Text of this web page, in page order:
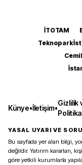
İTOTAM
Teknopark
Künye•İletişim•
Gizlilik
YASAL UYARI VE
Bu sayfada yer alan bilgi,
değildir. Yatırım kararları,
göre yetkili kurumlarla